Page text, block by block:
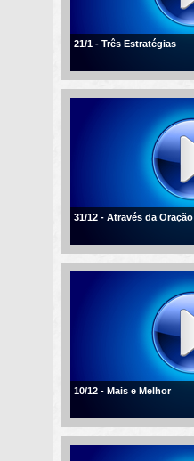
21/1 - Três Estratégias
31/12 - Através da Oração
10/12 - Mais e Melhor